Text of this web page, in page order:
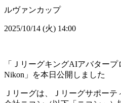
ルヴァンカップ
2025/10/14 (火) 14:00
「ＪリーグキングAIアバタープ
Nikon」を本日公開しました
Ｊリーグは、Ｊリーグサポー